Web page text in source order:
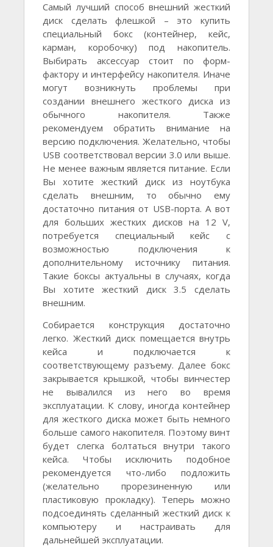
Самый лучший способ внешний жесткий
диск сделать флешкой – это купить
специальный бокс (контейнер, кейс,
карман, коробочку) под накопитель.
Выбирать аксессуар стоит по форм-
фактору и интерфейсу накопителя. Иначе
могут возникнуть проблемы при
создании внешнего жесткого диска из
обычного накопителя. Также
рекомендуем обратить внимание на
версию подключения. Желательно, чтобы
USB соответствовал версии 3.0 или выше.
Не менее важным является питание. Если
Вы хотите жесткий диск из ноутбука
сделать внешним, то обычно ему
достаточно питания от USB-порта. А вот
для больших жестких дисков на 12 V,
потребуется специальный кейс с
возможностью подключения к
дополнительному источнику питания.
Такие боксы актуальны в случаях, когда
Вы хотите жесткий диск 3.5 сделать
внешним.
Собирается конструкция достаточно
легко. Жесткий диск помещается внутрь
кейса и подключается к
соответствующему разъему. Далее бокс
закрывается крышкой, чтобы винчестер
не вывалился из него во время
эксплуатации. К слову, иногда контейнер
для жесткого диска может быть немного
больше самого накопителя. Поэтому винт
будет слегка болтаться внутри такого
кейса. Чтобы исключить подобное
рекомендуется что-либо подложить
(желательно прорезиненную или
пластиковую прокладку). Теперь можно
подсоединять сделанный жесткий диск к
компьютеру и настраивать для
дальнейшей эксплуатации.